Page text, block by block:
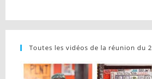
Toutes les vidéos de la réunion du